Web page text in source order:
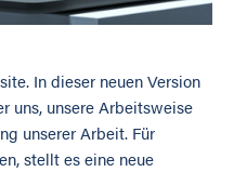
In dieser neuen Version
uns, unsere Arbeitsweise
unserer Arbeit. Für
stellt es eine neue